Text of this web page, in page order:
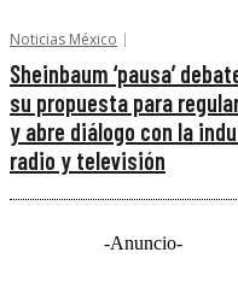
Noticias México
Sheinbaum ‘pausa’
su propuesta para
y abre diálogo con la
radio y televisión
-Anuncio-